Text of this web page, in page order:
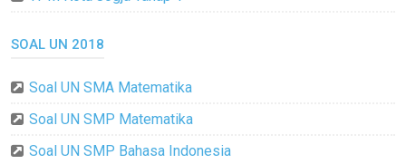
SOAL UN 2018
Soal UN SMA Matematika
Soal UN SMP Matematika
Soal UN SMP Bahasa Indonesia